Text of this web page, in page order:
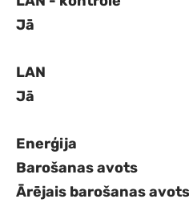
Jā
LAN
Jā
Enerģija
Barošanas avots
Ārējais barošanas